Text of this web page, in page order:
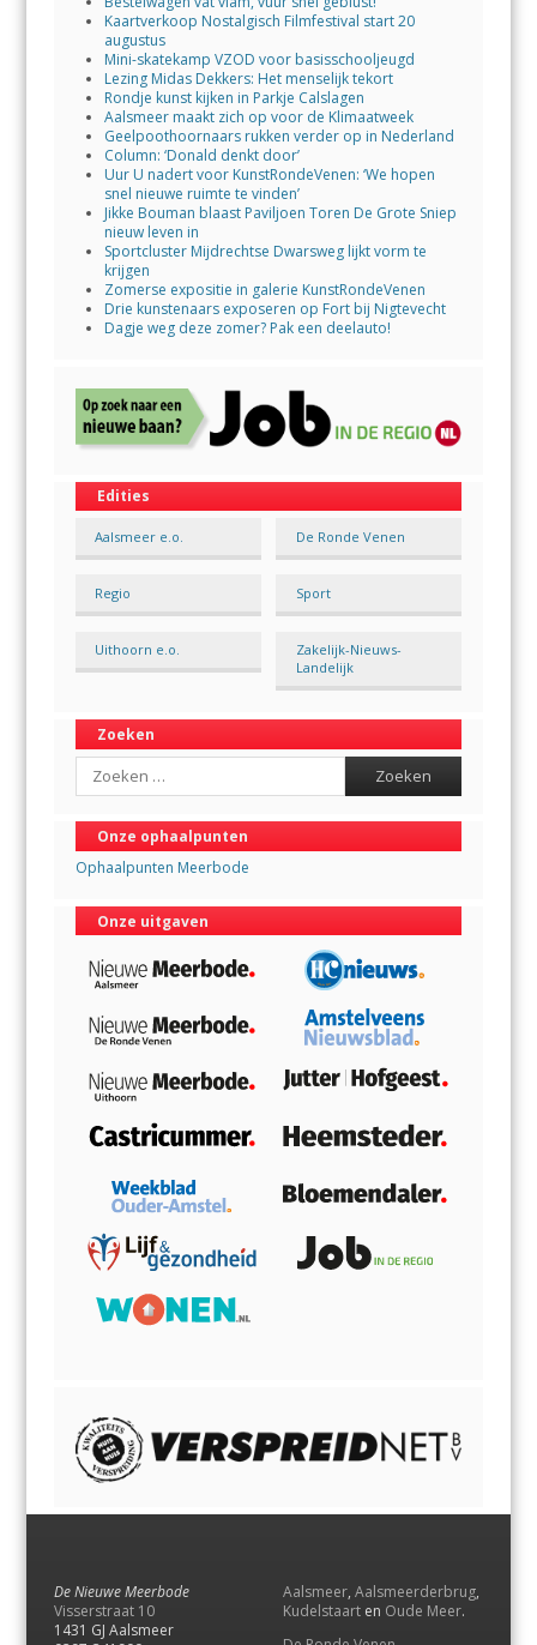
Kaartverkoop Nostalgisch Filmfestival start 20
augustus
Mini-skatekamp VZOD voor basisschooljeugd
Lezing Midas Dekkers: Het menselijk tekort
Rondje kunst kijken in Parkje Calslagen
Aalsmeer maakt zich op voor de Klimaatweek
Geelpoothoornaars rukken verder op in Nederland
Column: ‘Donald denkt door’
Uur U nadert voor KunstRondeVenen: ‘We hopen
snel nieuwe ruimte te vinden’
Jikke Bouman blaast Paviljoen Toren De Grote Sniep
nieuw leven in
Sportcluster Mijdrechtse Dwarsweg lijkt vorm te
krijgen
Zomerse expositie in galerie KunstRondeVenen
Drie kunstenaars exposeren op Fort bij Nigtevecht
Dagje weg deze zomer? Pak een deelauto!
Edities
Aalsmeer e.o. De Ronde Venen
Regio Sport
Uithoorn e.o.
Zakelijk-Nieuws-
Landelijk
Zoeken
Search
Onze ophaalpunten
Ophaalpunten Meerbode
Onze uitgaven
De Nieuwe Meerbode
Visserstraat 10
1431 GJ Aalsmeer
Aalsmeer, Aalsmeerderbrug,
Kudelstaart en Oude Meer.